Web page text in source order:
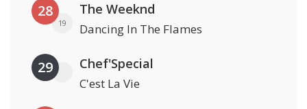
28
19
The Weeknd
Dancing In The Flames
29 Chef'Special
C'est La Vie